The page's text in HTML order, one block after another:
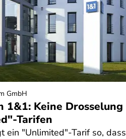
1&1: Keine Drosselung
Tarifen
ein "Unlimited"-Tarif so, dass
GmbH